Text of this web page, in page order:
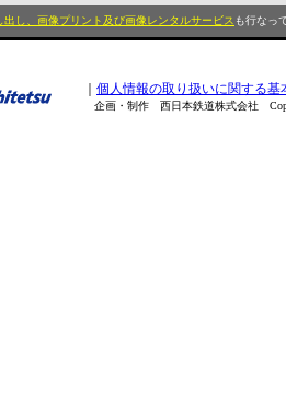
出し、画像プリント及び画像レンタルサービス も行なっ
個人情報の取り扱いに関する基
企画・制作 西日本鉄道株式会社